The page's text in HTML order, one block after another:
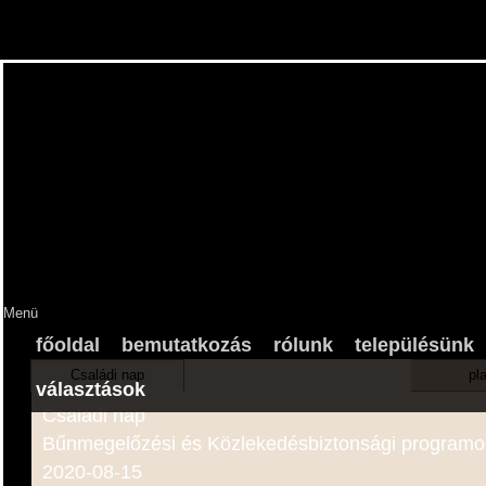
Menü
főoldal bemutatkozás rólunk településünk
választások
Családi nap
Bűnmegelőzési és Közlekedésbiztonsági
2020-08-15
Családi nap